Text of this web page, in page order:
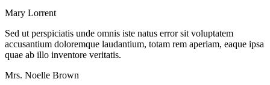
Mary Lorrent
Sed ut perspiciatis unde omnis iste natus error sit voluptatem
accusantium doloremque laudantium, totam rem aperiam, eaque ipsa
quae ab illo inventore veritatis.
Mrs. Noelle Brown